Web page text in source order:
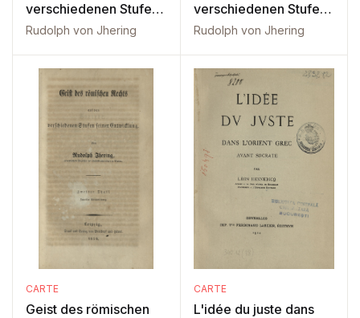
verschiedenen Stufen :
Vol. 1
Rudolph von Jhering
verschiedenen Stufen :
Vol. 2 Part 1
Rudolph von Jhering
CARTE
Geist des römischen
CARTE
L'idée du juste dans